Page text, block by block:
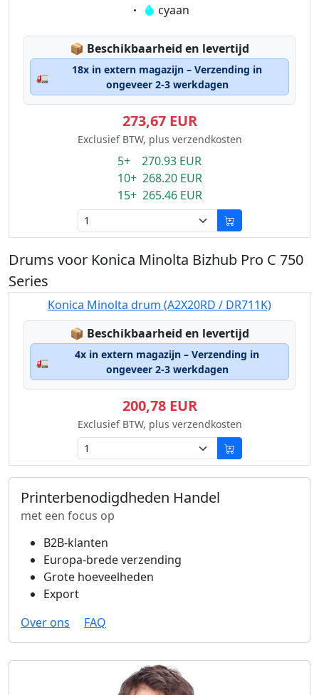
Eigenschaft:
cyaan
📦 Lagerstatus:
Beschikbaarheid en levertijd
🚛
18x in extern magazijn – Verzending in
ongeveer 2-3 werkdagen
273,67 EUR
Exclusief BTW, plus verzendkosten
5+ 270.93 EUR
10+ 268.20 EUR
15+ 265.46 EUR
Drums voor Konica Minolta Bizhub Pro C 750
Series
Konica Minolta drum (A2X20RD / DR711K)
📦 Lagerstatus:
Beschikbaarheid en levertijd
🚛
4x in extern magazijn – Verzending in
ongeveer 2-3 werkdagen
200,78 EUR
Exclusief BTW, plus verzendkosten
Printerbenodigdheden Handel
met een focus op
B2B-klanten
Europa-brede verzending
Grote hoeveelheden
Export
Over ons
FAQ